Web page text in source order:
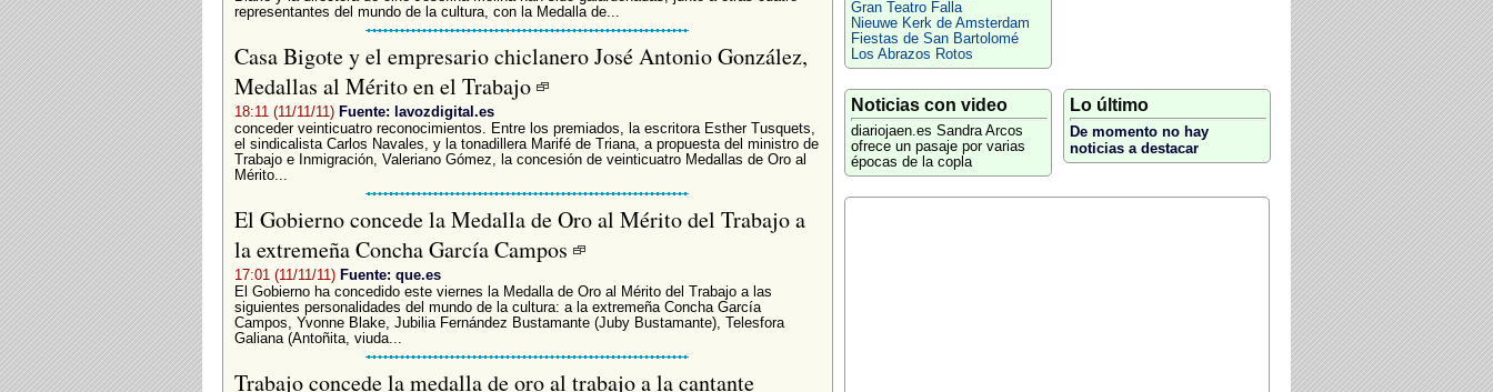
representantes del mundo de la cultura, con la Medalla de...
Casa Bigote y el empresario chiclanero José Antonio González,
Medallas al Mérito en el Trabajo
18:11 (11/11/11) Fuente: lavozdigital.es
conceder veinticuatro reconocimientos. Entre los premiados, la escritora Esther Tusquets,
el sindicalista Carlos Navales, y la tonadillera Marifé de Triana, a propuesta del ministro de
Trabajo e Inmigración, Valeriano Gómez, la concesión de veinticuatro Medallas de Oro al
Mérito...
El Gobierno concede la Medalla de Oro al Mérito del Trabajo a
la extremeña Concha García Campos
17:01 (11/11/11) Fuente: que.es
El Gobierno ha concedido este viernes la Medalla de Oro al Mérito del Trabajo a las
siguientes personalidades del mundo de la cultura: a la extremeña Concha García
Campos, Yvonne Blake, Jubilia Fernández Bustamante (Juby Bustamante), Telesfora
Galiana (Antoñita, viuda...
Trabajo concede la medalla de oro al trabajo a la cantante
Gran Teatro Falla
Nieuwe Kerk de Amsterdam
Fiestas de San Bartolomé
Los Abrazos Rotos
Noticias con video
diariojaen.es Sandra Arcos
ofrece un pasaje por varias
épocas de la copla
Lo último
De momento no hay
noticias a destacar